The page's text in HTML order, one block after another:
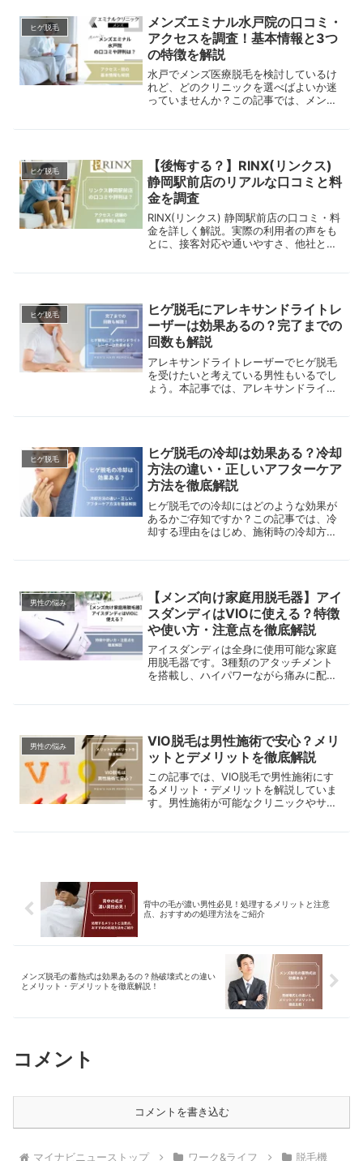
ヒゲ脱毛
メンズエミナル水戸院の口コミ・
アクセスを調査！基本情報と3つ
の特徴を解説
水戸でメンズ医療脱毛を検討しているけ
れど、どのクリニックを選べばよいか迷
っていませんか？この記事では、メンズ
参考にしてください。
ヒゲ脱毛
【後悔する？】RINX(リンクス)
静岡駅前店のリアルな口コミと料
金を調査
RINX(リンクス) 静岡駅前店の口コミ・料
金を詳しく解説。実際の利用者の声をも
とに、接客対応や通いやすさ、他社との
が不安」「通いやすい店舗を探したい」
ヒゲ脱毛
ヒゲ脱毛にアレキサンドライトレ
ーザーは効果あるの？完了までの
回数も解説
アレキサンドライトレーザーでヒゲ脱毛
を受けたいと考えている男性もいるでし
ょう。本記事では、アレキサンドライト
します。
ヒゲ脱毛
ヒゲ脱毛の冷却は効果ある？冷却
方法の違い・正しいアフターケア
方法を徹底解説
ヒゲ脱毛での冷却にはどのような効果が
あるかご存知ですか？この記事では、冷
却する理由をはじめ、施術時の冷却方法
み軽減や肌トラブル防止のポイントもあ
男性の悩み
【メンズ向け家庭用脱毛器】アイ
スダンディはVIOに使える？特徴
や使い方・注意点を徹底解説
アイスダンディは全身に使用可能な家庭
用脱毛器です。3種類のアタッチメント
を搭載し、ハイパワーながら痛みに配慮
男性の悩み
VIO脱毛は男性施術で安心？メリ
ットとデメリットを徹底解説
この記事では、VIO脱毛で男性施術にす
るメリット・デメリットを解説していま
す。男性施術が可能なクリニックやサロ
ください。
背中の毛が濃い男性必見！処理するメリットと注意
点、おすすめの処理方法をご紹介
メンズ脱毛の蓄熱式は効果あるの？熱破壊式との違い
とメリット・デメリットを徹底解説！
コメント
コメントを書き込む
マイナビニューストップ ワーク&ライフ 脱毛機